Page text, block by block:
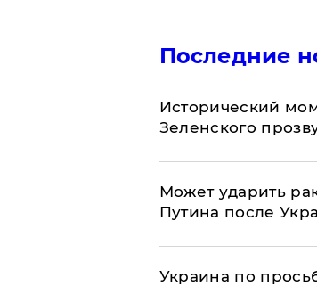
Последние
Исторический
Зеленского
Может ударить
Путина после
Украина по